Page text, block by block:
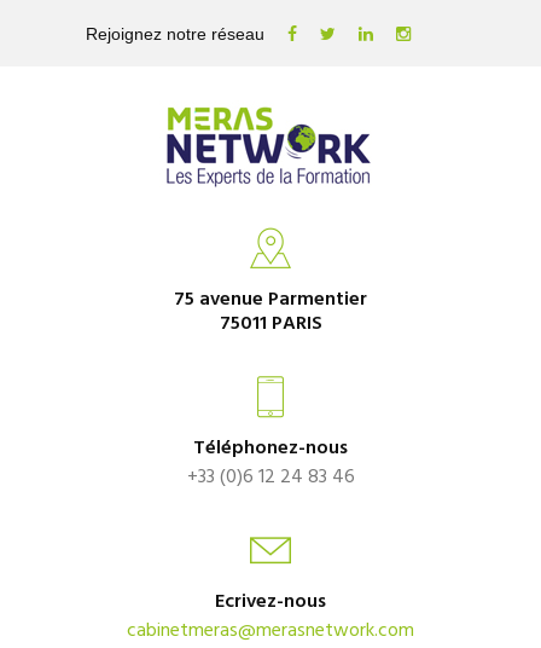
Rejoignez notre réseau
75 avenue Parmentier
75011 PARIS
Téléphonez-nous
+33 (0)6 12 24 83 46
Ecrivez-nous
cabinetmeras@merasnetwork.com